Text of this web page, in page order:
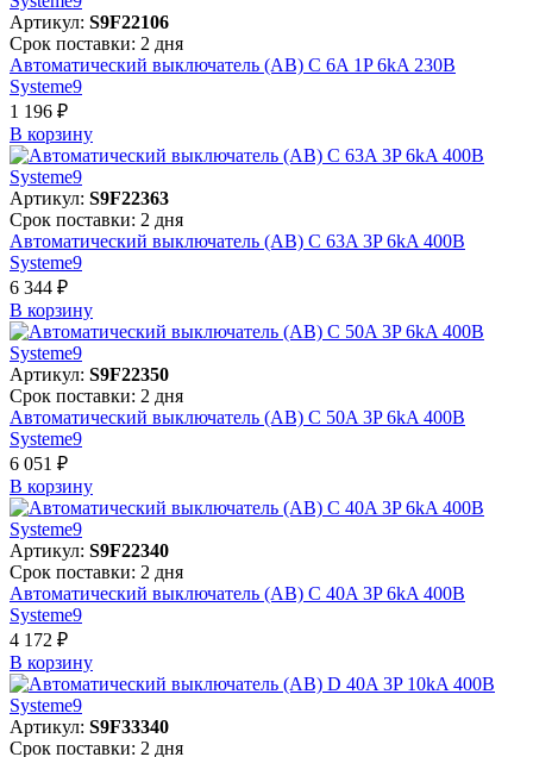
Артикул: S9F22106
Срок поставки: 2 дня
Автоматический выключатель (АВ) C 6A 1P 6kA 230В
Systeme9
1 196 ₽
В корзинy
Артикул: S9F22363
Срок поставки: 2 дня
Автоматический выключатель (АВ) C 63A 3P 6kA 400В
Systeme9
6 344 ₽
В корзинy
Артикул: S9F22350
Срок поставки: 2 дня
Автоматический выключатель (АВ) C 50A 3P 6kA 400В
Systeme9
6 051 ₽
В корзинy
Артикул: S9F22340
Срок поставки: 2 дня
Автоматический выключатель (АВ) C 40A 3P 6kA 400В
Systeme9
4 172 ₽
В корзинy
Артикул: S9F33340
Срок поставки: 2 дня